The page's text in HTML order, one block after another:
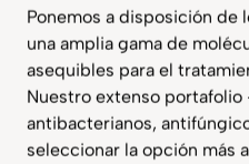
Ponemos a disposición de
una amplia gama de
asequibles para el
Nuestro extenso
antibacterianos,
seleccionar la opción más